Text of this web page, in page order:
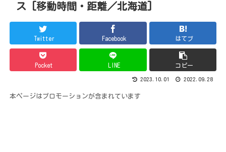
ス [移動時間・距離／北海道]
Twitter Facebook はてブ
Pocket LINE コピー
2023.10.01 2022.09.28
本ページはプロモーションが含まれています